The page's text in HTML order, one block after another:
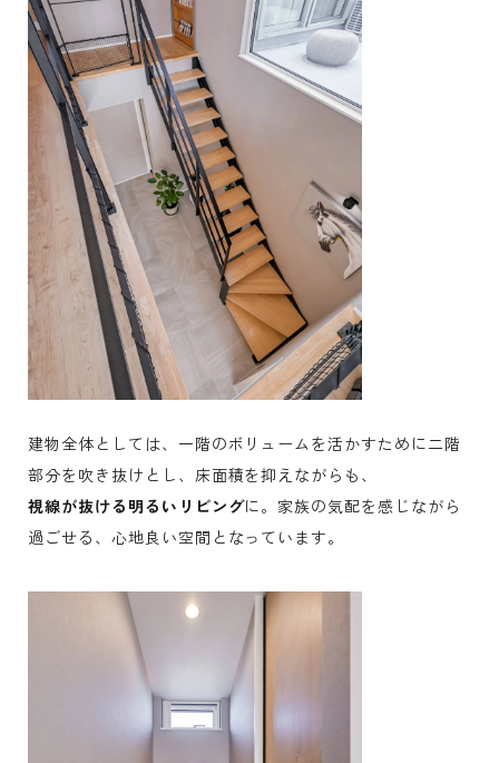
建物全体としては、一階のボリュームを活かすために二階
部分を吹き抜けとし、床面積を抑えながらも、
視線が抜ける明るいリビングに。家族の気配を感じながら
過 ごせる、心地良い空間となっています。